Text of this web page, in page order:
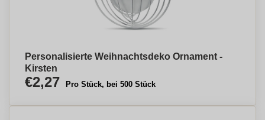
Personalisierte Weihnachtsdeko Ornament -
Kirsten
€2,27 Pro Stück, bei 500 Stück